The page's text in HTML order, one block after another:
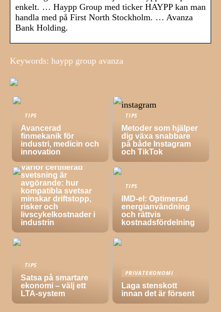
enkelt. … Haypp Group med ticker HAYPP kan man
handla med på First North Stockholm. … Avanza
Bank Holding.
Keywords: haypp group avanza
TIPS
Avancerad
finmekanik för
industri, medicin och
innovation
TIPS
Metoder som hjälper
dig växa snabbare
på både Instagram
och TikTok
TIPS
Varför certifierad
svetsning är
avgörande: hur
kompatibla svetsar
minskar driftstopp,
risker och
livscykelkostnader i
industrin
TIPS
IMD-el: Optimerad
energianvändning
och rättvis
kostnadsfördelning
TIPS
Satsa på smartare
ekonomi – välj ett
LTA-system
PRIVATEKONOMI
Laga stenskott
innan det är försent